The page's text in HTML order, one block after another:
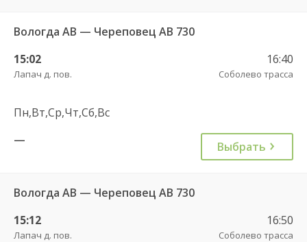
Вологда АВ — Череповец АВ 730
15:02
Лапач д. пов.
16:40
Соболево трасса
Пн,Вт,Ср,Чт,Сб,Вс
—
Выбрать
Вологда АВ — Череповец АВ 730
15:12
Лапач д. пов.
16:50
Соболево трасса